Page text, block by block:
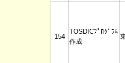
154
TOSDICﾌﾟﾛｸﾞﾗﾑ
作成